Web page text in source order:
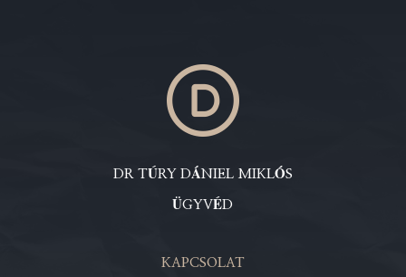
DR TÚRY DÁNIEL MIKLÓS
ÜGYVÉD
KAPCSOLAT